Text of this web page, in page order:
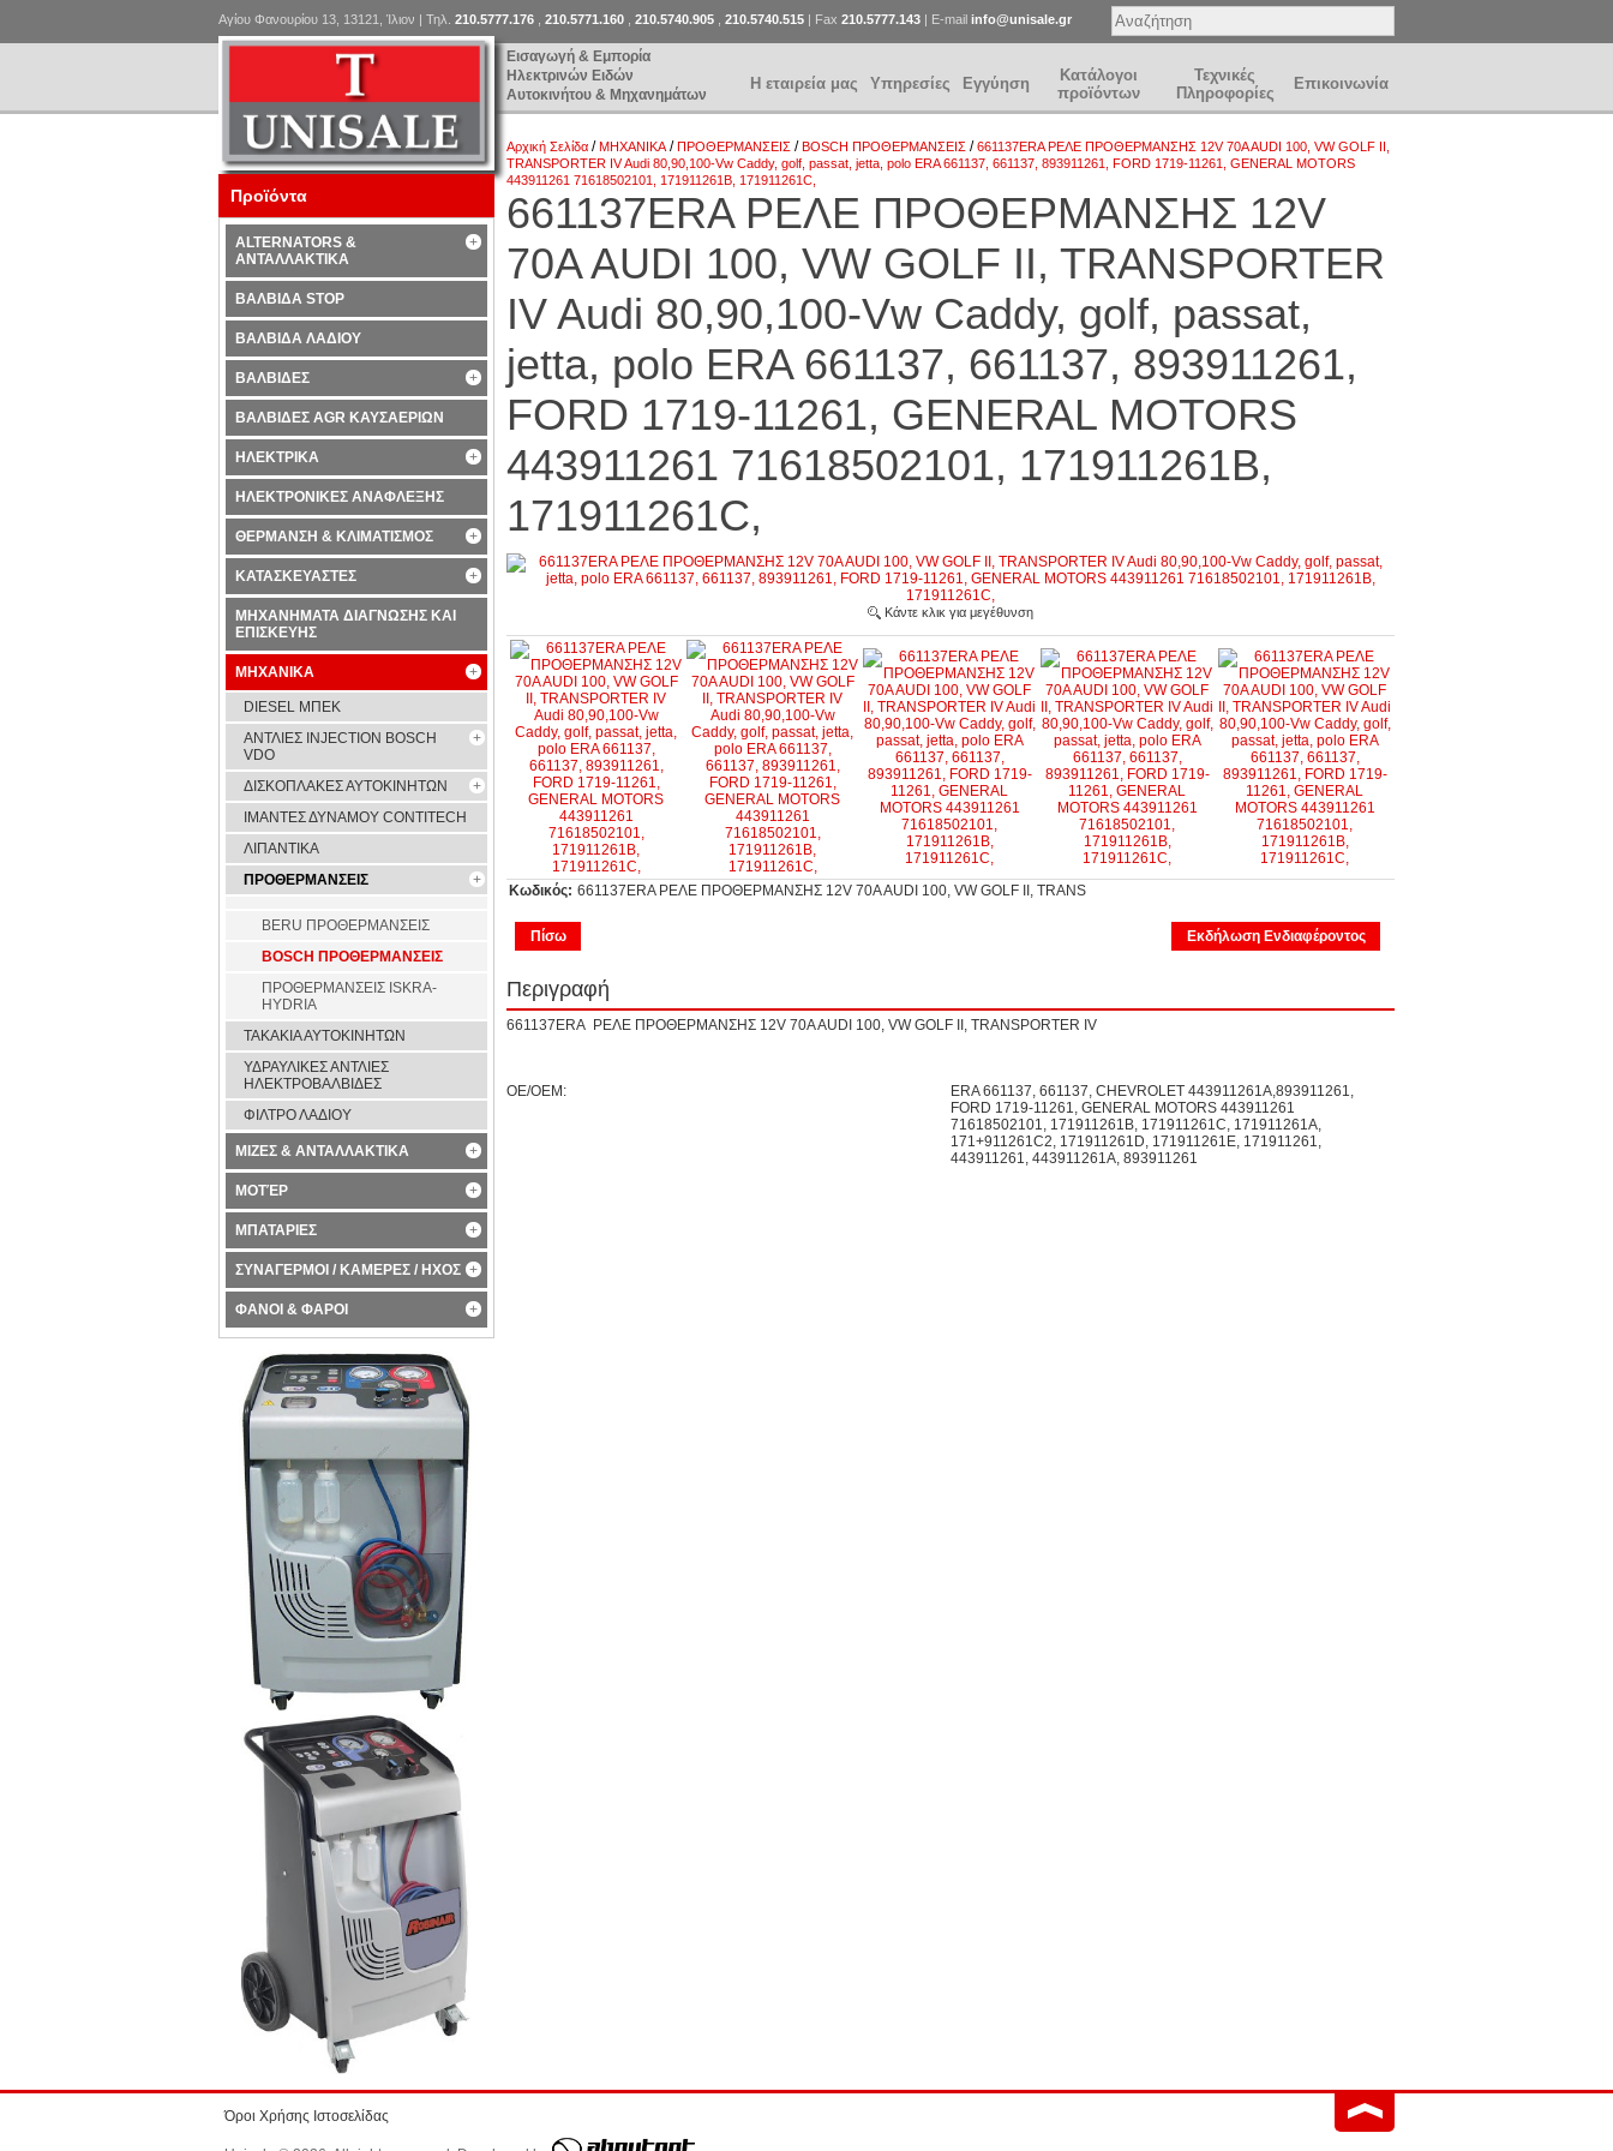
Εισαγωγή & Εμπορία
Ηλεκτρινών Ειδών
Αυτοκινήτου & Μηχανημάτων
Αγίου Φανουρίου 13, 13121, Ίλιον | Τηλ. 210.5777.176 210.5771.160 210.5740.905 210.5740.515 | Fax 210.5777.143 | E-mail info@unisale.gr
Η εταιρεία μας Υπηρεσίες Εγγύηση
Κατάλογοι
προϊόντων
Τεχνικές
Πληροφορίες
Επικοινωνία
Αρχική Σελίδα /ΜΗΧΑΝΙΚΑ/ΠΡΟΘΕΡΜΑΝΣΕΙΣ /BOSCH ΠΡΟΘΕΡΜΑΝΣΕΙΣ /661137ERA ΡΕΛΕ ΠΡΟΘΕΡΜΑΝΣΗΣ 12V 70A AUDI 100, VW GOLF II,
TRANSPORTER IV Audi 80,90,100-Vw Caddy, golf, passat, jetta, polo ERA 661137, 661137, 893911261, FORD 1719-11261, GENERAL MOTORS
443911261 71618502101, 171911261B, 171911261C,
661137ERA ΡΕΛΕ ΠΡΟΘΕΡΜΑΝΣΗΣ 12V
70A AUDI 100, VW GOLF II, TRANSPORTER
IV Audi 80,90,100-Vw Caddy, golf, passat,
jetta, polo ERA 661137, 661137, 893911261,
FORD 1719-11261, GENERAL MOTORS
443911261 71618502101, 171911261B,
171911261C,
Κάντε κλικ για μεγέθυνση
Κωδικός: 661137ERA ΡΕΛΕ ΠΡΟΘΕΡΜΑΝΣΗΣ 12V 70A AUDI 100, VW GOLF II, TRANS
Πίσω Εκδήλωση Ενδιαφέροντος
Περιγραφή
661137ERA ΡΕΛΕ ΠΡΟΘΕΡΜΑΝΣΗΣ 12V 70A AUDI 100, VW GOLF II, TRANSPORTER IV
OE/OEM:
ERA 661137, 661137, CHEVROLET 443911261A,893911261,
FORD 1719-11261, GENERAL MOTORS 443911261
71618502101, 171911261B, 171911261C, 171911261A,
171+911261C2, 171911261D, 171911261E, 171911261,
443911261, 443911261A, 893911261
Προϊόντα
ALTERNATORS &
ΑΝΤΑΛΛΑΚΤΙΚΑ
ΒΑΛΒΙΔΑ STOP
ΒΑΛΒΙΔΑ ΛΑΔΙΟΥ
ΒΑΛΒΙΔΕΣ
ΒΑΛΒΙΔΕΣ AGR ΚΑΥΣΑΕΡΙΩΝ
ΗΛΕΚΤΡΙΚΑ
ΗΛΕΚΤΡΟΝΙΚΕΣ ΑΝΑΦΛΕΞΗΣ
ΘΕΡΜΑΝΣΗ & ΚΛΙΜΑΤΙΣΜΟΣ
ΚΑΤΑΣΚΕΥΑΣΤΕΣ
ΜΗΧΑΝΗΜΑΤΑ ΔΙΑΓΝΩΣΗΣ ΚΑΙ
ΕΠΙΣΚΕΥΗΣ
ΜΗΧΑΝΙΚΑ
DIESEL ΜΠΕΚ
ΑΝΤΛΙΕΣ INJECTION BOSCH
VDO
ΔΙΣΚΟΠΛΑΚΕΣ ΑΥΤΟΚΙΝΗΤΩΝ
ΙΜΑΝΤΕΣ ΔΥΝΑΜΟΥ CONTITECH
ΛΙΠΑΝΤΙΚΑ
ΠΡΟΘΕΡΜΑΝΣΕΙΣ
BERU ΠΡΟΘΕΡΜΑΝΣΕΙΣ
BOSCH ΠΡΟΘΕΡΜΑΝΣΕΙΣ
ΠΡΟΘΕΡΜΑΝΣΕΙΣ ISKRA-
HYDRIA
ΤΑΚΑΚΙΑ ΑΥΤΟΚΙΝΗΤΩΝ
ΥΔΡΑΥΛΙΚΕΣ ΑΝΤΛΙΕΣ
ΗΛΕΚΤΡΟΒΑΛΒΙΔΕΣ
ΦΙΛΤΡΟ ΛΑΔΙΟΥ
ΜΙΖΕΣ & ΑΝΤΑΛΛΑΚΤΙΚΑ
ΜΟΤΈΡ
ΜΠΑΤΑΡΙΕΣ
ΣΥΝΑΓΕΡΜΟΙ / ΚΑΜΕΡΕΣ / ΗΧΟΣ
ΦΑΝΟΙ & ΦΑΡΟΙ
Όροι Χρήσης Ιστοσελίδας